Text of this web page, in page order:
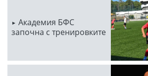
Академия БФС
започна с тренировките